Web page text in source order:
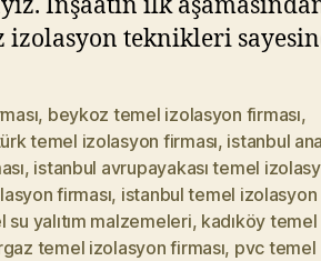
İnşaatın ilk
izolasyon teknikleri
, beykoz temel izolasyon firması,
temel izolasyon firması, istanbul
, istanbul avrupayakası temel
firması, istanbul temel izolasyon
su yalıtım malzemeleri, kadıköy temel
temel izolasyon firması, pvc temel